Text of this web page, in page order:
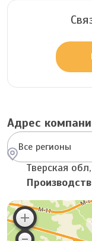
Адрес
Все регионы
Тверская